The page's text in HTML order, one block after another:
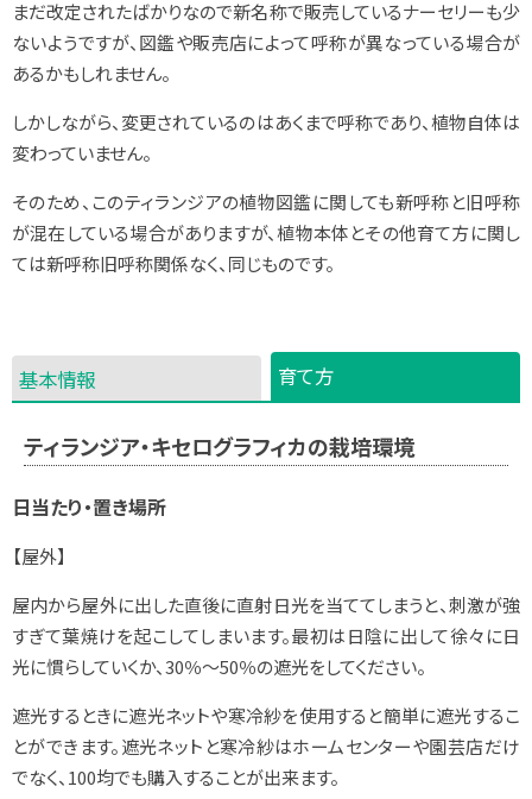
まだ改定されたばかりなので新名称で販売しているナーセリーも少
ないようですが、図鑑や販売店によって呼称が異なっている場合が
あるかもしれません。
しかしながら、変更されているのはあくまで呼称であり、植物自体は
変わっていません。
そのため、このティランジアの植物図鑑に関しても新呼称と旧呼称
が混在している場合がありますが、植物本体とその他育て方に関し
ては新呼称旧呼称関係なく、同じものです。
基本情報 育て方
ティランジア・キセログラフィカの栽培環境
日当たり・置き場所
【屋外】
屋内から屋外に出した直後に直射日光を当ててしまうと、刺激が強
すぎて葉焼けを起こしてしまいます。最初は日陰に出して徐々に日
光に慣らしていくか、30％～50％の遮光をしてください。
遮光するときに遮光ネットや寒冷紗を使用すると簡単に遮光するこ
とができます。遮光ネットと寒冷紗はホームセンターや園芸店だけ
でなく、100均でも購入することが出来ます。